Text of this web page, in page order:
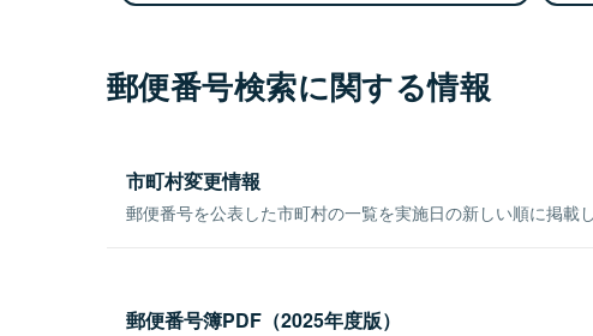
郵便番号検索に関する情報
市町村変更情報
郵便番号を公表した市町村の一覧を実施日の新しい順に掲載
郵便番号簿PDF（2025年度版）